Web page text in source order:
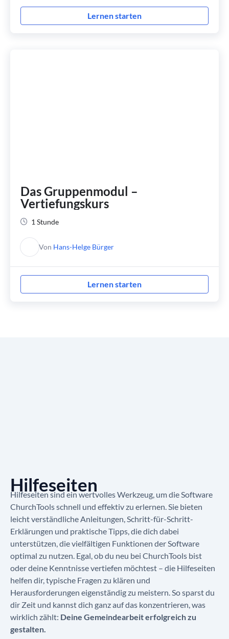
Lernen starten
Das Gruppenmodul –
Vertiefungskurs
1 Stunde
Von Hans-Helge Bürger
Lernen starten
Hilfeseiten
Hilfeseiten sind ein wertvolles Werkzeug, um die Software
ChurchTools schnell und effektiv zu erlernen. Sie bieten
leicht verständliche Anleitungen, Schritt-für-Schritt-
Erklärungen und praktische Tipps, die dich dabei
unterstützen, die vielfältigen Funktionen der Software
optimal zu nutzen. Egal, ob du neu bei ChurchTools bist
oder deine Kenntnisse vertiefen möchtest – die Hilfeseiten
helfen dir, typische Fragen zu klären und
Herausforderungen eigenständig zu meistern. So sparst du
dir Zeit und kannst dich ganz auf das konzentrieren, was
wirklich zählt: Deine Gemeindearbeit erfolgreich zu
gestalten.